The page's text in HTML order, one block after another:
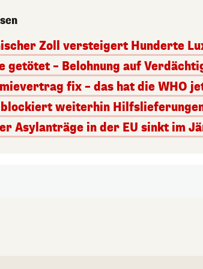
Zoll versteigert Hunderte
getötet – Belohnung auf
fix – das hat die WHO
weiterhin
Asylanträge in der EU sinkt im